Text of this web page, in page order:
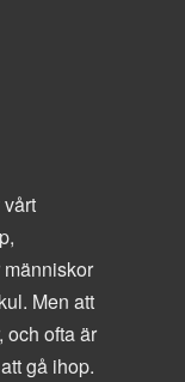
Men att
och ofta är
gå ihop.